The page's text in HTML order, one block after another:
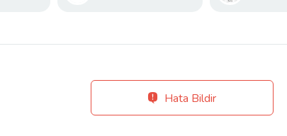
Hata Bildir